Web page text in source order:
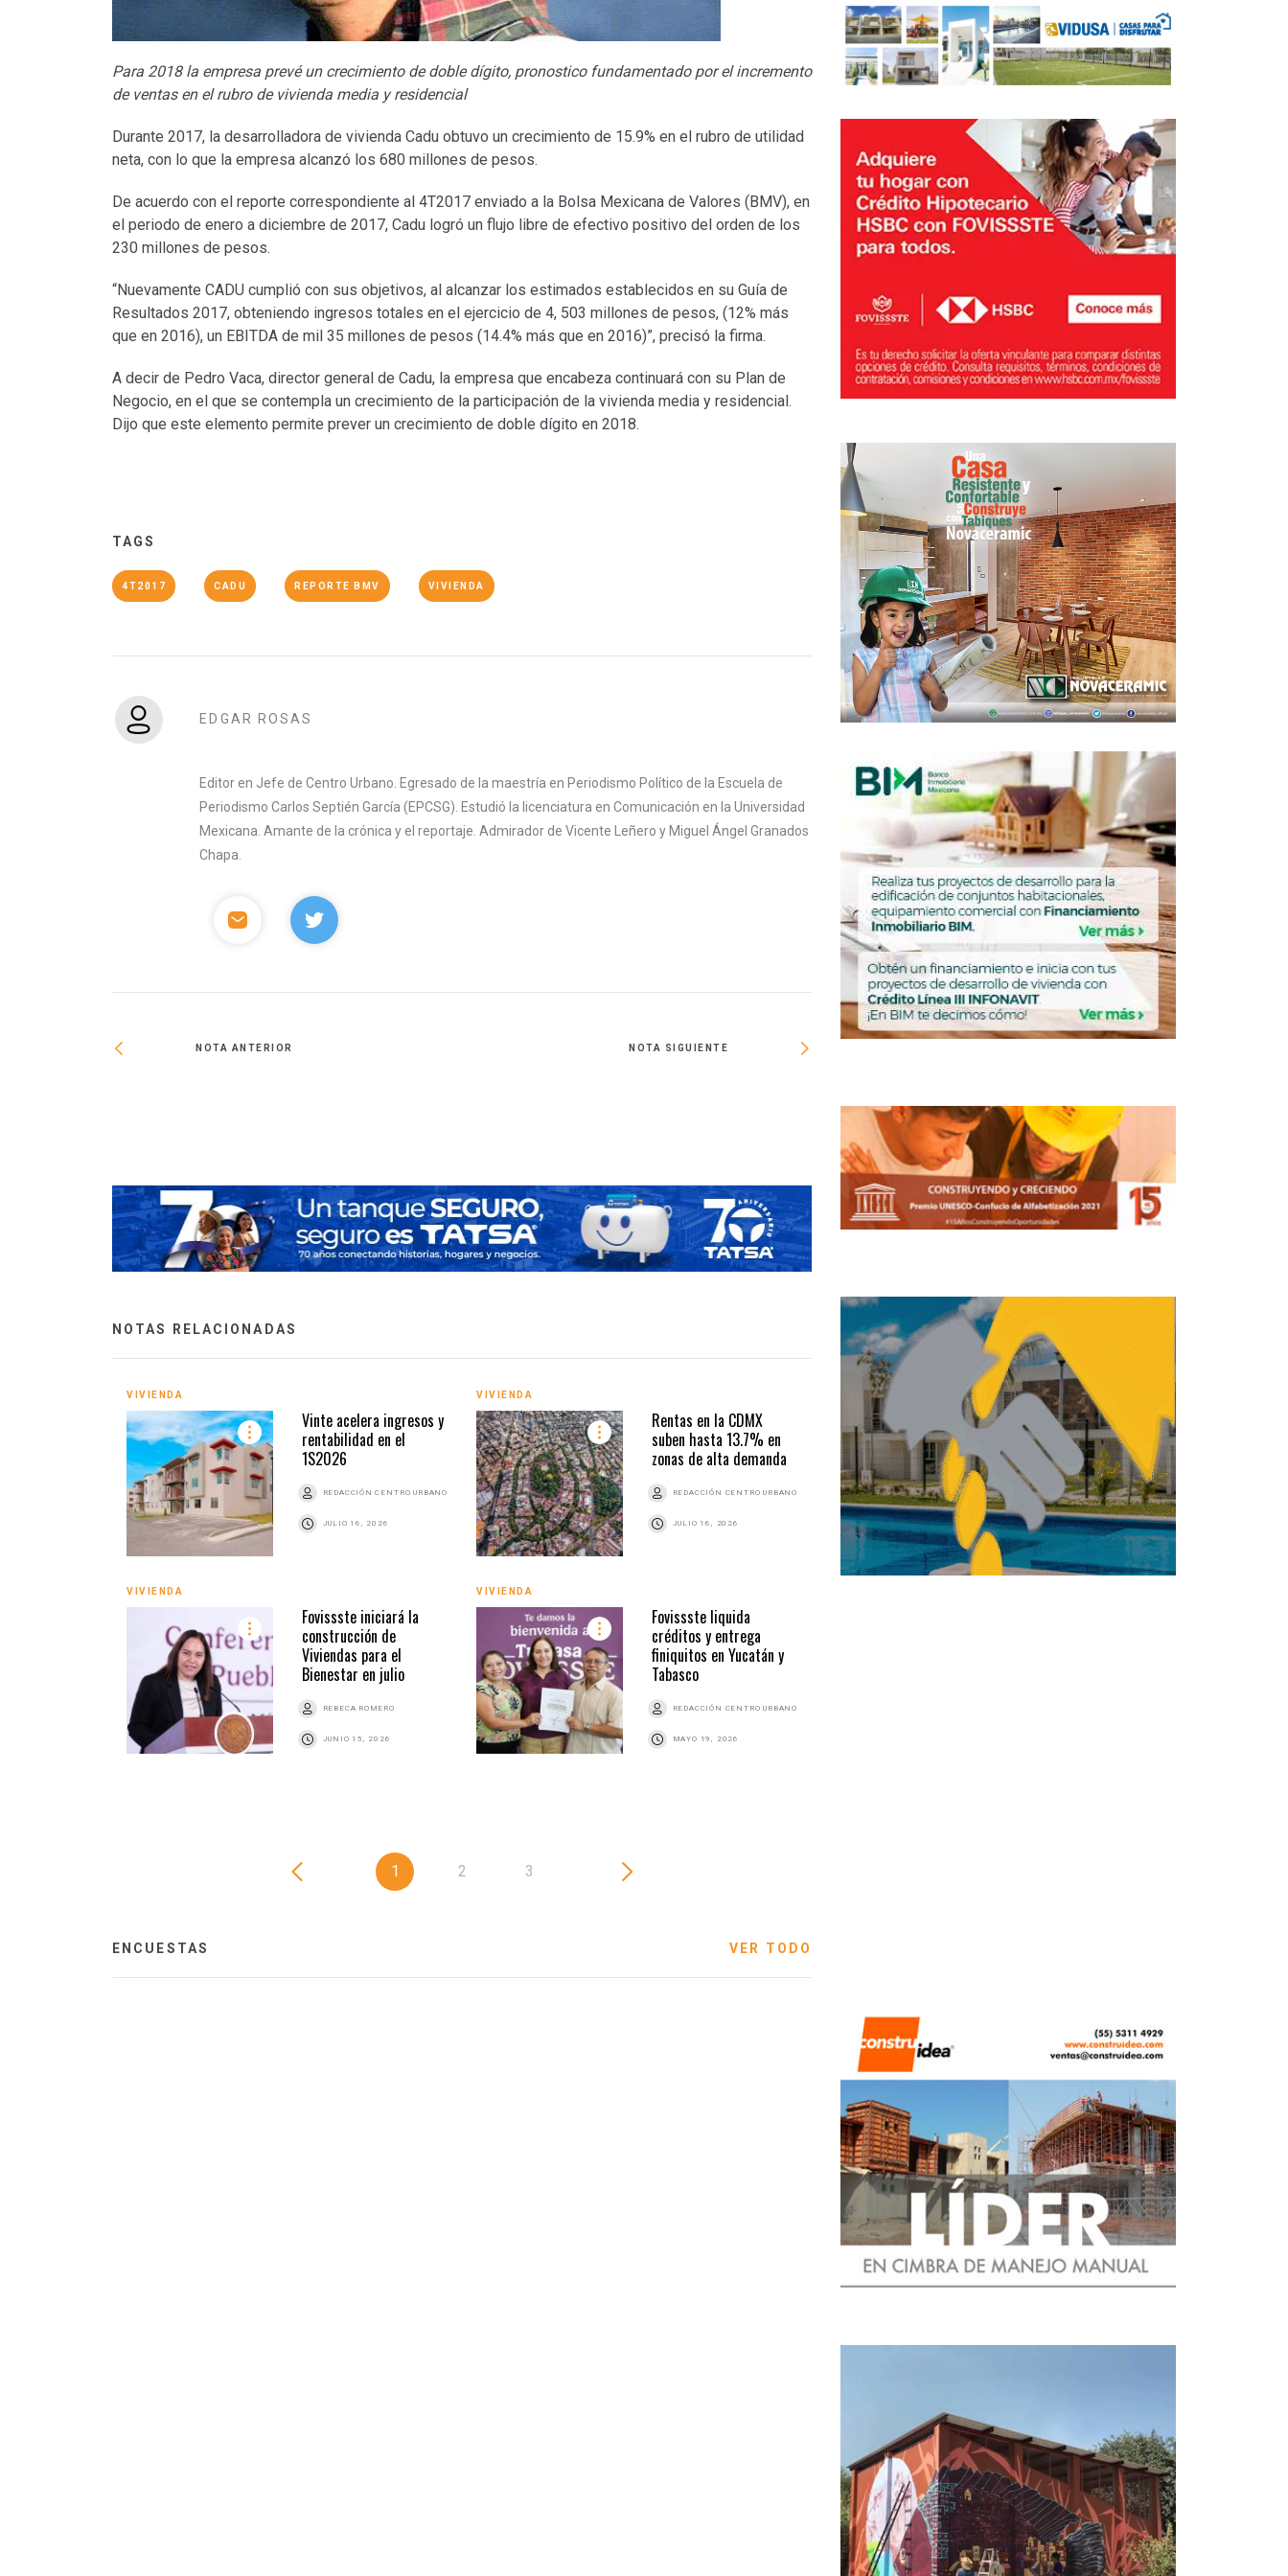
Para 2018 la empresa prevé un crecimiento de doble dígito, pronostico fundamentado por el incremento
de ventas en el rubro de vivienda media y residencial
Durante 2017, la desarrolladora de vivienda Cadu obtuvo un crecimiento de 15.9% en el rubro de utilidad
neta, con lo que la empresa alcanzó los 680 millones de pesos.
De acuerdo con el reporte correspondiente al 4T2017 enviado a la Bolsa Mexicana de Valores (BMV), en
el periodo de enero a diciembre de 2017, Cadu logró un flujo libre de efectivo positivo del orden de los
230 millones de pesos.
“Nuevamente CADU cumplió con sus objetivos, al alcanzar los estimados establecidos en su Guía de
Resultados 2017, obteniendo ingresos totales en el ejercicio de 4, 503 millones de pesos, (12% más
que en 2016), un EBITDA de mil 35 millones de pesos (14.4% más que en 2016)”, precisó la firma.
A decir de Pedro Vaca, director general de Cadu, la empresa que encabeza continuará con su Plan de
Negocio, en el que se contempla un crecimiento de la participación de la vivienda media y residencial.
Dijo que este elemento permite prever un crecimiento de doble dígito en 2018.
TAGS
4T2017 CADU REPORTE BMV VIVIENDA
EDGAR ROSAS
Editor en Jefe de Centro Urbano. Egresado de la maestría en Periodismo Político de la Escuela de
Periodismo Carlos Septién García (EPCSG). Estudió la licenciatura en Comunicación en la Universidad
Mexicana. Amante de la crónica y el reportaje. Admirador de Vicente Leñero y Miguel Ángel Granados
Chapa.
NOTA ANTERIOR NOTA SIGUIENTE
NOTAS RELACIONADAS
VIVIENDA
Vinte acelera ingresos y
rentabilidad en el
1S2026
REDACCIÓN CENTRO URBANO
JULIO 16, 2026
VIVIENDA
Rentas en la CDMX
suben hasta 13.7% en
zonas de alta demanda
REDACCIÓN CENTRO URBANO
JULIO 16, 2026
VIVIENDA
Fovissste iniciará la
construcción de
Viviendas para el
Bienestar en julio
REBECA ROMERO
JUNIO 15, 2026
VIVIENDA
Fovissste liquida
créditos y entrega
finiquitos en Yucatán y
Tabasco
REDACCIÓN CENTRO URBANO
MAYO 19, 2026
Institutos de vivienda
deben exigir materiales
certificados
REBECA ROMERO
MAYO 8, 2026
1 2 3
ENCUESTAS VER TODO